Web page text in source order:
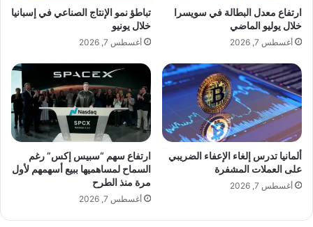
t
"
ع
و
ا
ه
ا
ض
غ
ط
ت
ف
ا
ن
ارتفاع معدل البطالة في سويسرا
خلال يوليو الماضي
أغسطس 7, 2026
تباطؤ نمو الإنتاج الصناعي في إسبانيا
خلال يونيو
أغسطس 7, 2026
ألمانيا تدرس إلغاء الإعفاء الضريبي
على العملات المشفرة
أغسطس 7, 2026
ارتفاع سهم “سبيس إكس” رغم
السماح لمساهميها ببيع أسهمهم لأول
مرة منذ الطرح
أغسطس 7, 2026